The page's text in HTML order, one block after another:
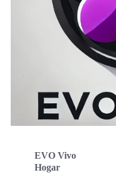
EVO Vivo
Hogar